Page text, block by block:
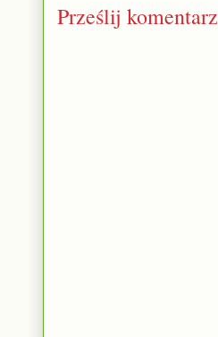
Prześlij komentarz